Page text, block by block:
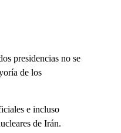
presidencias no se
de los
e incluso
de Irán.